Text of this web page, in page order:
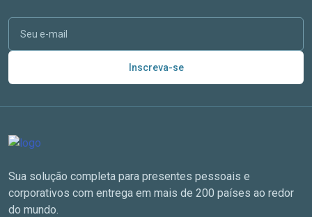
Inscreva-se
Sua solução completa para presentes pessoais e
corporativos com entrega em mais de 200 países ao redor
do mundo.